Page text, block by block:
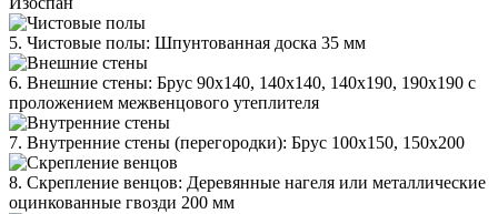
5. Чистовые полы: Шпунтованная доска 35 мм
6. Внешние стены: Брус 90х140, 140х140, 140х190, 190х190 с
проложением межвенцового утеплителя
7. Внутренние стены (перегородки): Брус 100х150, 150х200
8. Скрепление венцов: Деревянные нагеля или металлические
оцинкованные гвозди 200 мм